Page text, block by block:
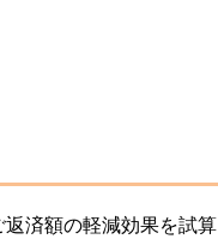
済額の軽減効果を試算